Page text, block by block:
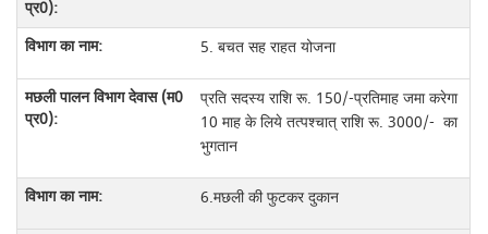
5. बचत सह राहत योजना
प्रति सदस्य राशि रू. 150/-प्रतिमाह जमा करेगा
10 माह के लिये तत्पश्चात् राशि रू. 3000/- का
भुगतान
6.मछली की फुटकर दुकान